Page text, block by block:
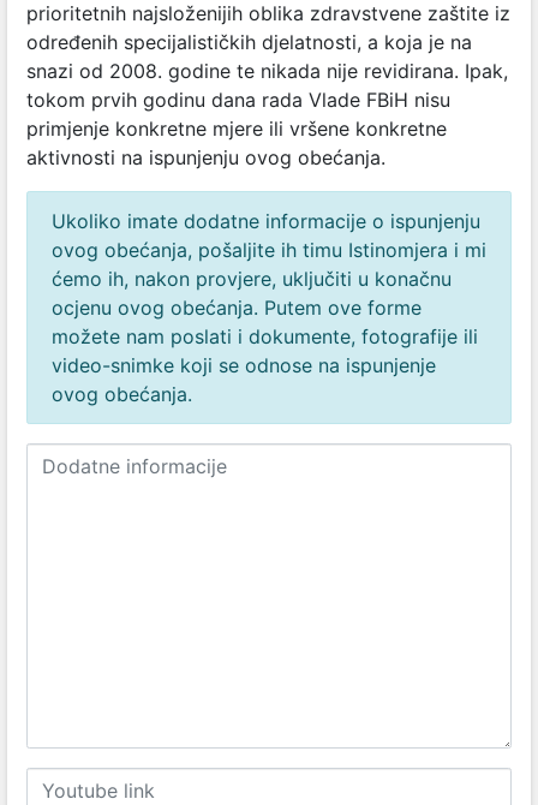
prioritetnih najsloženijih oblika zdravstvene zaštite iz
određenih specijalističkih djelatnosti, a koja je na
snazi od 2008. godine te nikada nije revidirana. Ipak,
tokom prvih godinu dana rada Vlade FBiH nisu
primjenje konkretne mjere ili vršene konkretne
aktivnosti na ispunjenju ovog obećanja.
Ukoliko imate dodatne informacije o ispunjenju
ovog obećanja, pošaljite ih timu Istinomjera i mi
ćemo ih, nakon provjere, uključiti u konačnu
ocjenu ovog obećanja. Putem ove forme
možete nam poslati i dokumente, fotografije ili
video-snimke koji se odnose na ispunjenje
ovog obećanja.